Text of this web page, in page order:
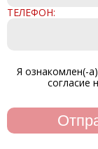
ТЕЛЕФОН:
Я ознакомлен(-
согласие